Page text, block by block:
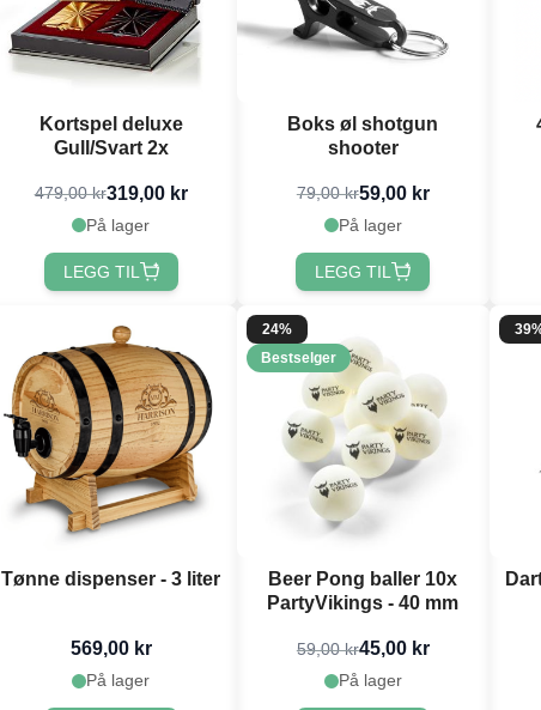
Kortspel deluxe
Gull/Svart 2x
479,00 kr319,00 kr
På lager
LEGG TIL
Boks øl shotgun
shooter
79,00 kr59,00 kr
På lager
LEGG TIL
Tønne dispenser - 3 liter
569,00 kr
På lager
24%
Bestselger
Beer Pong baller 10x
PartyVikings - 40 mm
59,00 kr45,00 kr
På lager